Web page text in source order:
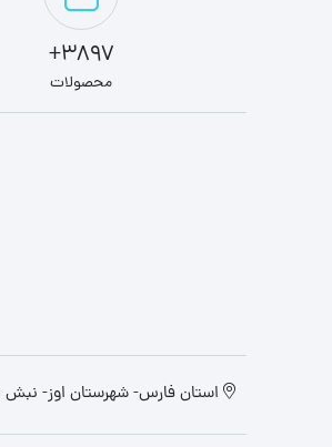
3897+
محصولات
استان فارس- شهرستان اوز- نبش